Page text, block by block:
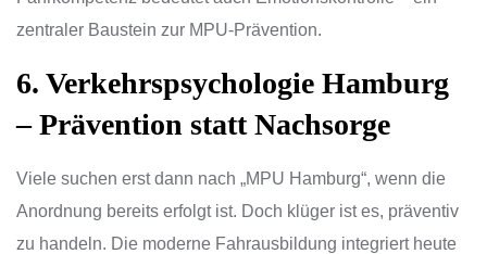
zentraler Baustein zur MPU-Prävention.
6. Verkehrspsychologie Hamburg
– Prävention statt Nachsorge
Viele suchen erst dann nach „MPU Hamburg“, wenn die
Anordnung bereits erfolgt ist. Doch klüger ist es, präventiv
zu handeln. Die moderne Fahrausbildung integriert heute